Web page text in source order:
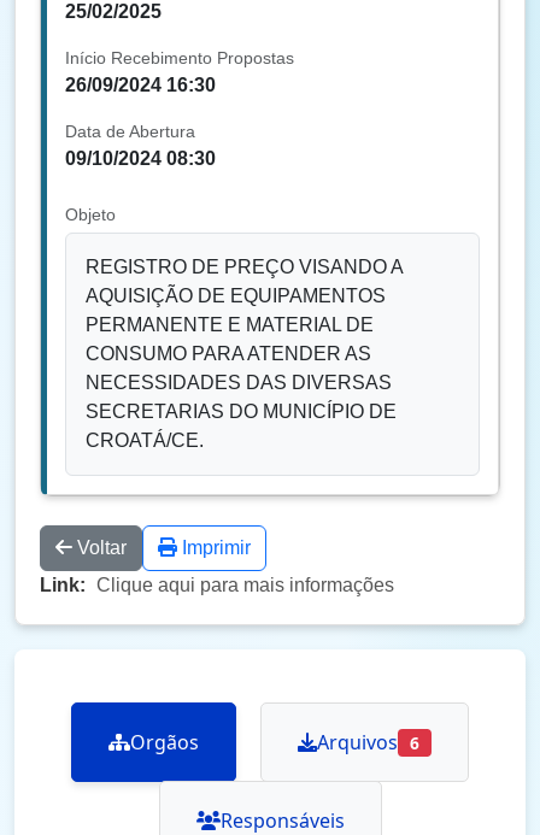
25/02/2025
Início Recebimento Propostas
26/09/2024 16:30
Data de Abertura
09/10/2024 08:30
Objeto
REGISTRO DE PREÇO VISANDO A
AQUISIÇÃO DE EQUIPAMENTOS
PERMANENTE E MATERIAL DE
CONSUMO PARA ATENDER AS
NECESSIDADES DAS DIVERSAS
SECRETARIAS DO MUNICÍPIO DE
CROATÁ/CE.
Voltar
Imprimir
Link: Clique aqui para mais informações
Orgãos Arquivos 6
Responsáveis